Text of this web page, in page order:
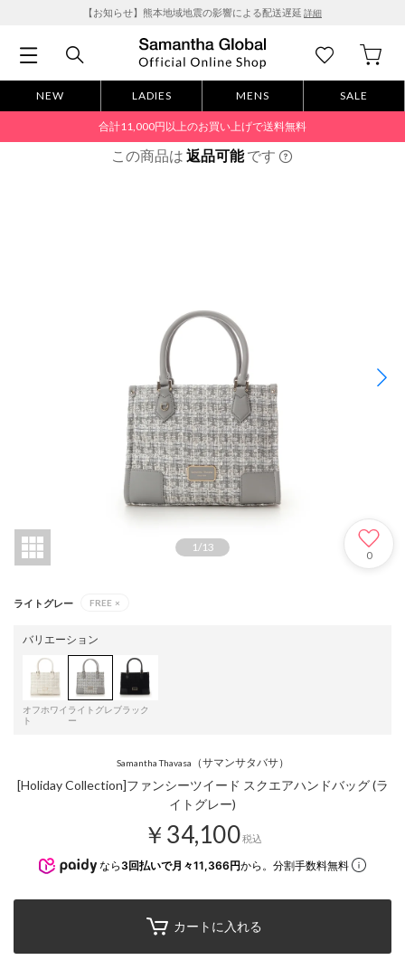
【お知らせ】熊本地域地震の影響による配送遅延 詳細
NEW LADIES MENS SALE
合計11,000円以上のお買い上げで送料無料
この商品は 返品可能です
1/13
0
ライトグレー FREE ×
バリエーション
オフホワイ
ト
ライトグレ
ー
ブラック
Samantha Thavasa （サマンサタバサ）
[Holiday Collection]ファンシーツイード スクエアハンドバッグ (ラ
イトグレー)
￥34,100税込
なら 3回払いで月々11,366円から。分割手数料無料
カートに入れる